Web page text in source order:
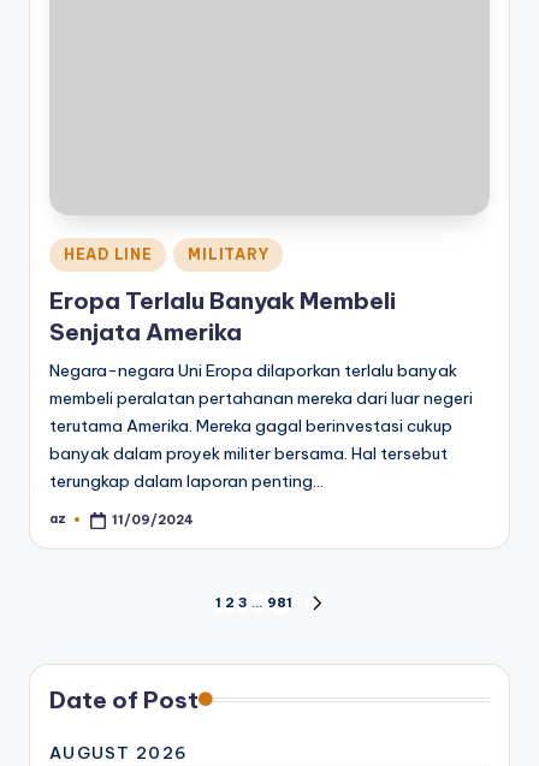
Posted
in
HEAD LINE MILITARY
Eropa Terlalu Banyak Membeli
Senjata Amerika
Negara-negara Uni Eropa dilaporkan terlalu banyak
membeli peralatan pertahanan mereka dari luar negeri
terutama Amerika. Mereka gagal berinvestasi cukup
banyak dalam proyek militer bersama. Hal tersebut
terungkap dalam laporan penting…
Posted
az 11/09/2024
pagination
1 2 3 … 981
Date of Post
AUGUST 2026